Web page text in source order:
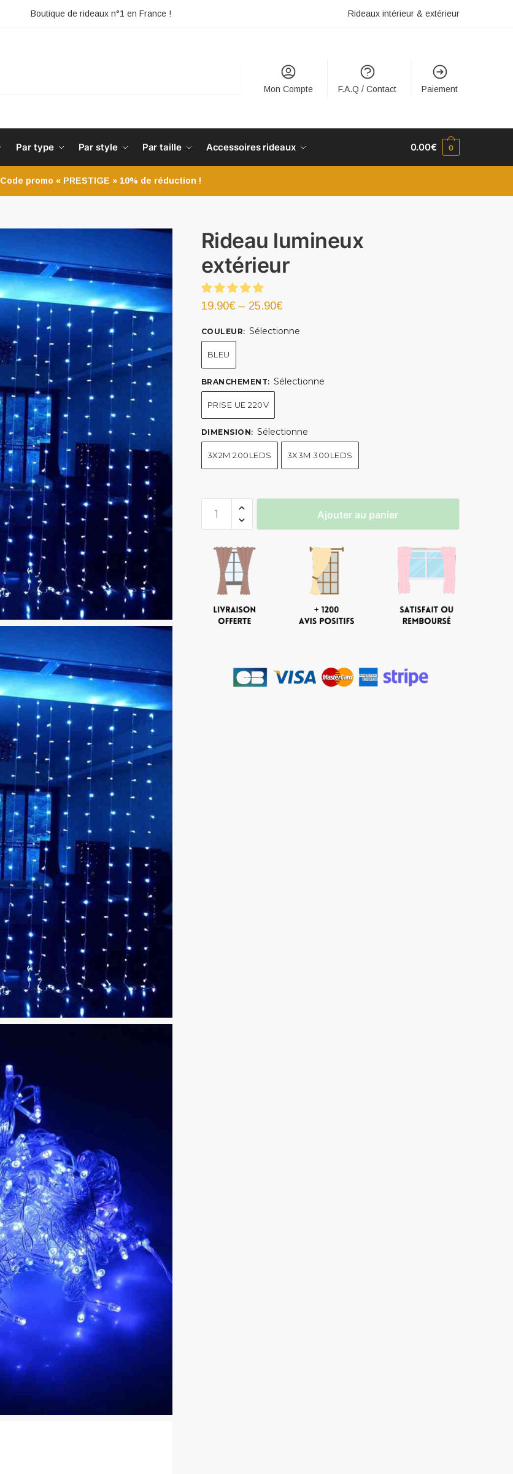
Boutique de rideaux n°1 en France ! Rideaux intérieur & extérieur
Mon Compte
F.A.Q / Contact Paiement
Par type Par style Par taille Accessoires rideaux 0.00€ 0
Code promo « PRESTIGE » 10% de réduction !
Rideau lumineux
extérieur
19.90€– 25.90€
COULEUR: Sélectionne
BLEU
BRANCHEMENT: Sélectionne
PRISE UE 220V
DIMENSION: Sélectionne
3X2M 200LEDS 3X3M 300LEDS
Ajouter au panier